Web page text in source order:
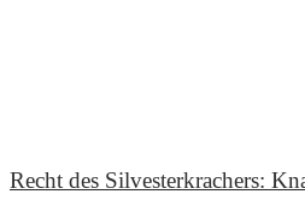
Recht des Silvesterkrachers: